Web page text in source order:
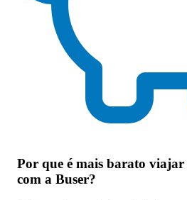
Por que é mais barato
com a Buser?